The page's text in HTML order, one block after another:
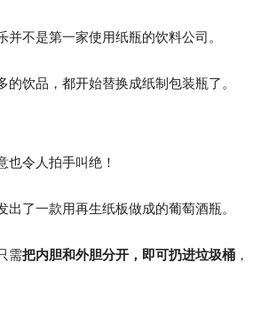
并不是第一家使用纸瓶的饮料公司。
的饮品，都开始替换成纸制包装瓶了。
也令人拍手叫绝！
出了一款用再生纸板做成的葡萄酒瓶。
需把内胆和外胆分开，即可扔进垃圾桶 ，